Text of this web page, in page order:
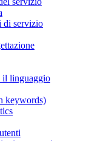
di servizio
il linguaggio
keywords)